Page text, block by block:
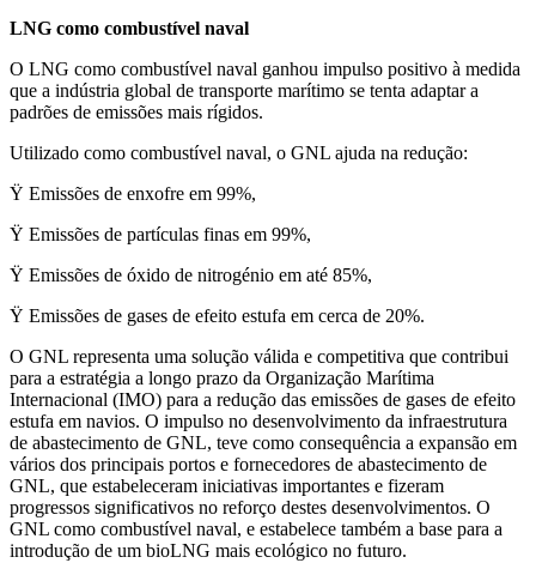
LNG como combustível naval
O LNG como combustível naval ganhou impulso positivo à medida
que a indústria global de transporte marítimo se tenta adaptar a
padrões de emissões mais rígidos.
Utilizado como combustível naval, o GNL ajuda na redução:
Ÿ Emissões de enxofre em 99%,
Ÿ Emissões de partículas finas em 99%,
Ÿ Emissões de óxido de nitrogénio em até 85%,
Ÿ Emissões de gases de efeito estufa em cerca de 20%.
O GNL representa uma solução válida e competitiva que contribui
para a estratégia a longo prazo da Organização Marítima
Internacional (IMO) para a redução das emissões de gases de efeito
estufa em navios. O impulso no desenvolvimento da infraestrutura
de abastecimento de GNL, teve como consequência a expansão em
vários dos principais portos e fornecedores de abastecimento de
GNL, que estabeleceram iniciativas importantes e fizeram
progressos significativos no reforço destes desenvolvimentos. O
GNL como combustível naval, e estabelece também a base para a
introdução de um bioLNG mais ecológico no futuro.